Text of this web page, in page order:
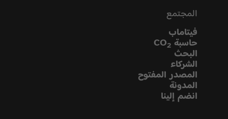
المجتمع
فيتاماب
حاسبة CO 2
البحث
الشركاء
المصدر المفتوح
المدونة
انضم إلينا